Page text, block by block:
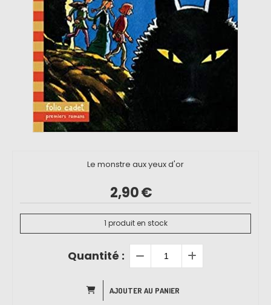
Le monstre aux yeux d'or
2,90€
1 produit en stock
Quantité :
AJOUTER AU PANIER